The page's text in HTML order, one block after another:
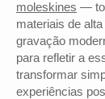
moleskines —
materiais de
gravação
para refletir a
transformar
experiências